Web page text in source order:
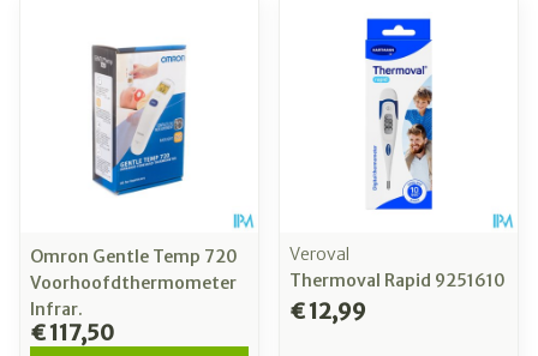
Omron Gentle Temp 720
Voorhoofdthermometer
Infrar.
€ 117,50
Veroval
Thermoval Rapid 9251610
€ 12,99